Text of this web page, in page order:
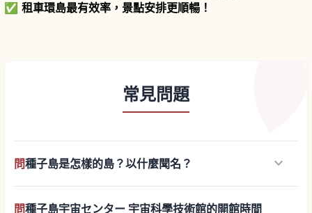
✅ 租車環島最有效率，景點安排更順暢！
常見問題
問種子島是怎樣的島？以什麼聞名？ keyboard_arrow_down
問種子島宇宙センター 宇宙科學技術館的開館時間